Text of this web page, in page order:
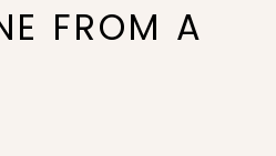
FROM A